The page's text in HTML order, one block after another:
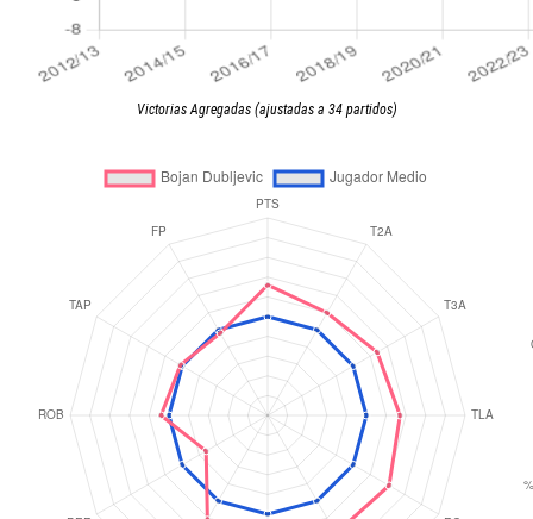
Victorias Agregadas (ajustadas a 34 partidos)